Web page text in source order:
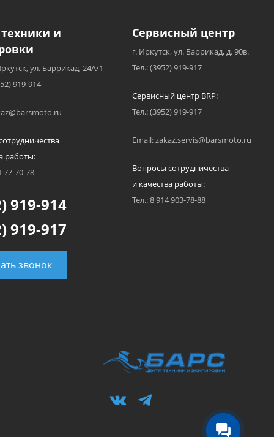
и
ул. Баррикад, 24А/1
919-914
работы:
77-70-78
919-914
919-917
звонок
Сервисный центр
г. Иркутск, ул. Баррикад, д. 90в.
Тел.: (3952) 919-917
Сервисный центр BRP:
Тел.: (3952) 919-917
Email: zakaz.servis@barsmoto.ru
Вопросы сотрудничества
и качества работы:
Тел.: 8 914 903-78-88